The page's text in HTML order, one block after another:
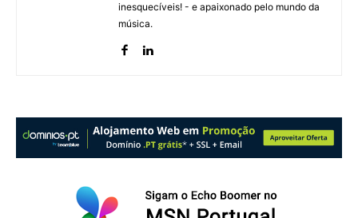
inesquecíveis! - e apaixonado pelo mundo da
música.